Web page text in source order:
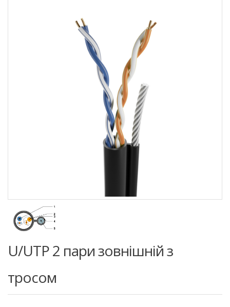
U/UTP 2 пари зовнішній з
тросом